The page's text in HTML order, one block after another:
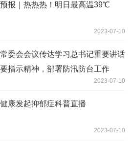
报｜热热热！明日最高温39℃
2023-07-10
委会会议传达学习总书记重要讲话
指示精神，部署防汛防台工作
2023-07-10
康发起抑郁症科普直播
2023-07-10